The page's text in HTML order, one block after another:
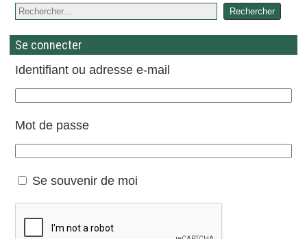
Se connecter
Identifiant ou adresse e-mail
Mot de passe
Se souvenir de moi